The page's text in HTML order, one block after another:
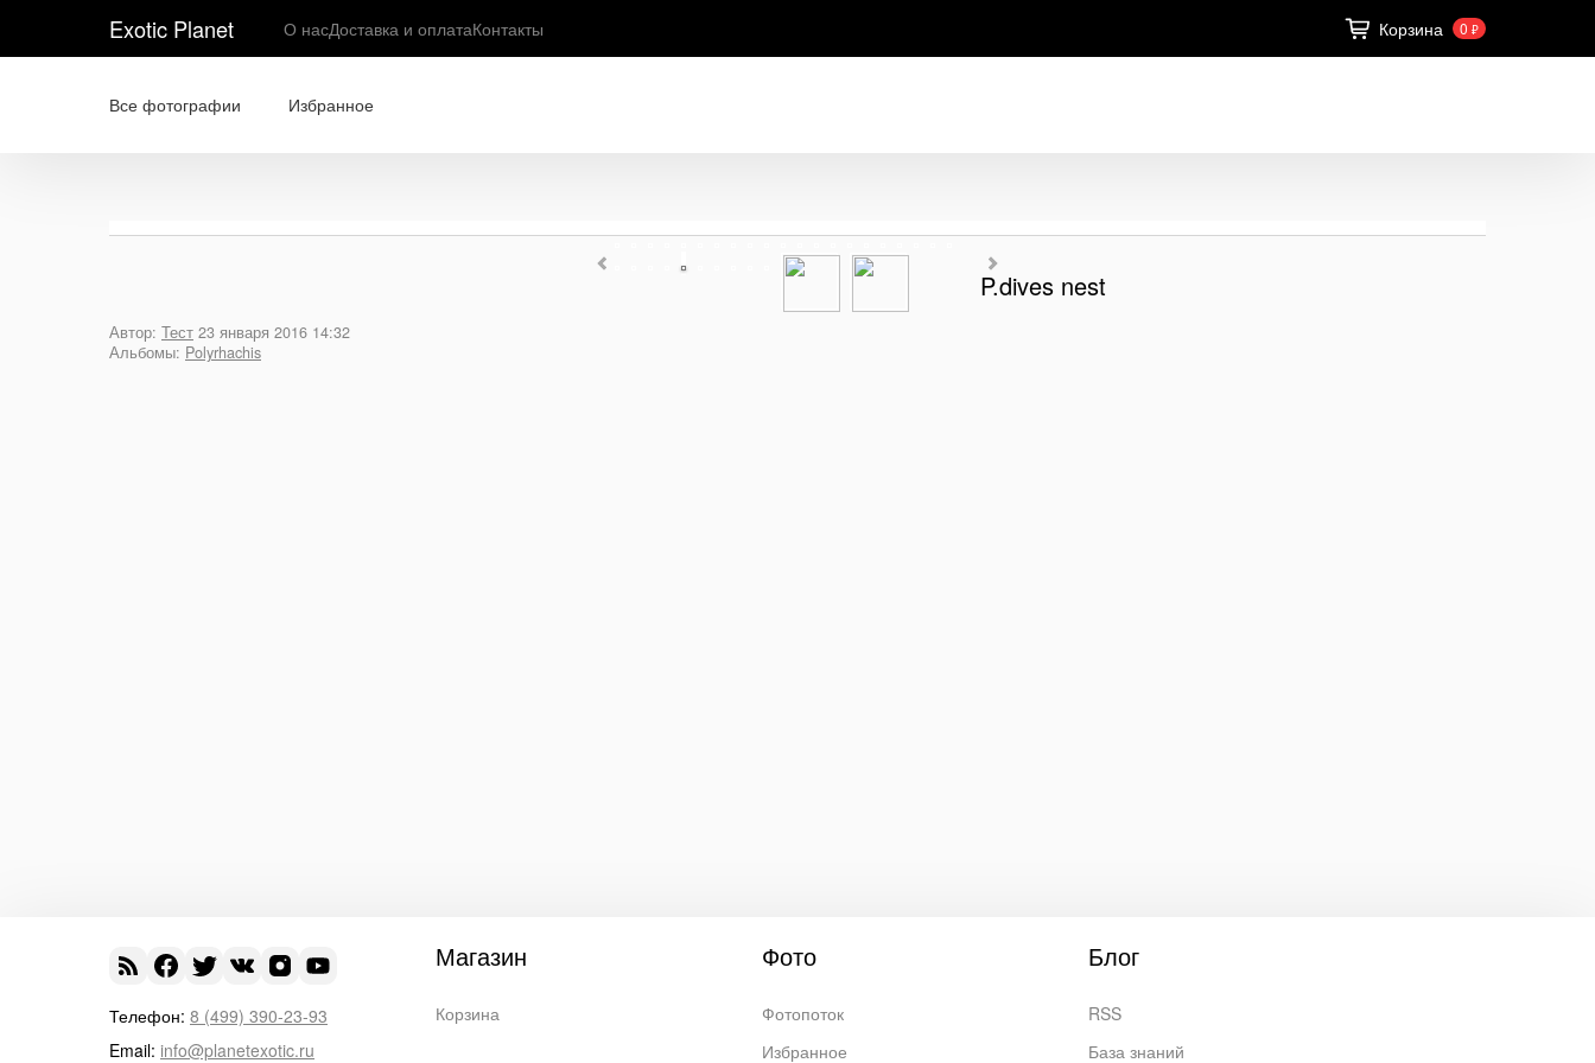
Exotic Planet О насДоставка и оплатаКонтакты Корзина 0 ₽
Все фотографии Избранное
P.dives nest
Автор: Тест 23 января 2016 14:32
Альбомы: Polyrhachis
Телефон: 8 (499) 390-23-93
Email: info@planetexotic.ru
Магазин
Корзина
Фото
Фотопоток
Избранное
Блог
RSS
База знаний